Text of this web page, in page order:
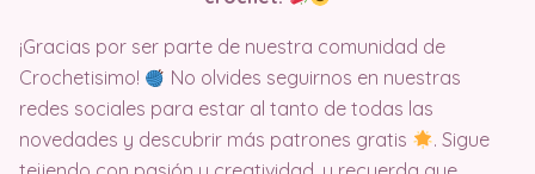
¡Gracias por ser parte de nuestra comunidad de
Crochetisimo!
No olvides seguirnos en nuestras
redes sociales para estar al tanto de todas las
novedades y descubrir más patrones gratis
. Sigue